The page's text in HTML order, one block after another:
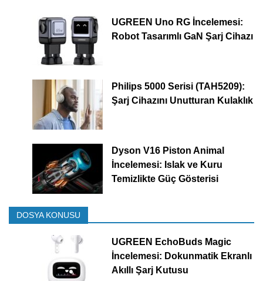
UGREEN Uno RG İncelemesi:
Robot Tasarımlı GaN Şarj Cihazı
Philips 5000 Serisi (TAH5209):
Şarj Cihazını Unutturan Kulaklık
Dyson V16 Piston Animal
İncelemesi: Islak ve Kuru
Temizlikte Güç Gösterisi
DOSYA KONUSU
UGREEN EchoBuds Magic
İncelemesi: Dokunmatik Ekranlı
Akıllı Şarj Kutusu